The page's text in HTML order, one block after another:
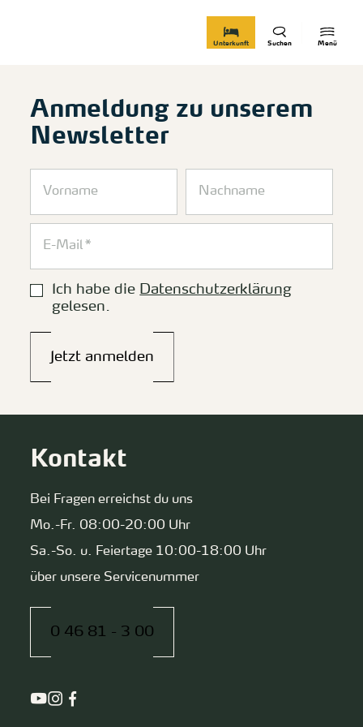
Menü
Suchen
Unterkunft
Anmeldung zu unserem
Newsletter
Ich habe die Datenschutzerklärung
gelesen.
Jetzt anmelden
Kontakt
Bei Fragen erreichst du uns
Mo.-Fr. 08:00-20:00 Uhr
Sa.-So. u. Feiertage 10:00-18:00 Uhr
über unsere Servicenummer
0 46 81 - 3 00